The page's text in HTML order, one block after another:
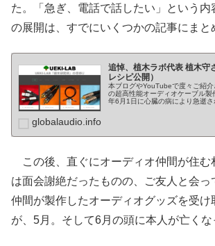
た。「急ぎ、電話で話したい」という内
の展開は、すでにいくつかの記事にまと
追悼、植木ラボ代表 植木守
レシピ公開）
本ブログやYouTubeで度々ご紹
の超高性能オーディオケーブル
年6月1日に心臓の病により急逝さ
globalaudio.info
この後、直ぐにオーディオ仲間が住む
は面会謝絶だったものの、ご友人と会っ
仲間が製作したオーディオグッズを受け
が、5月。そして6月の頭に本人が亡くな